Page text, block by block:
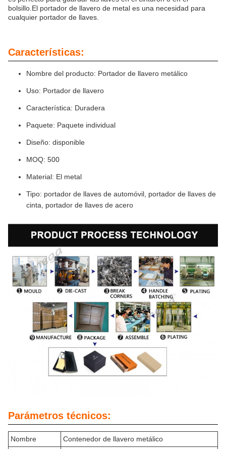
bolsillo.El portador de llavero de metal es una necesidad para
cualquier portador de llaves.
Características:
Nombre del producto: Portador de llavero metálico
Uso: Portador de llavero
Característica: Duradera
Paquete: Paquete individual
Diseño: disponible
MOQ: 500
Material: El metal
Tipo: portador de llaves de automóvil, portador de llaves de
cinta, portador de llaves de acero
Parámetros técnicos:
Nombre
Contenedor de llavero metálico